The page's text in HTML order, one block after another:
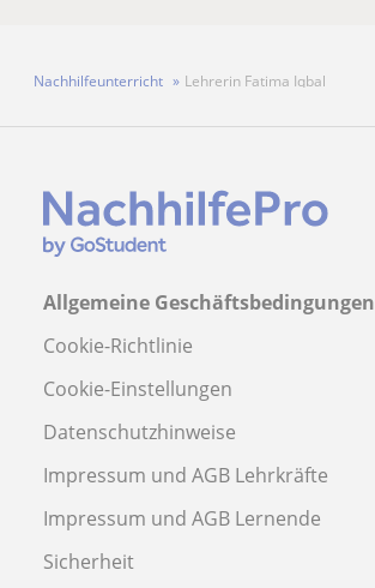
Nachhilfeunterricht Lehrerin Fatima Iqbal
Allgemeine Geschäftsbedingungen
Cookie-Richtlinie
Cookie-Einstellungen
Datenschutzhinweise
Impressum und AGB Lehrkräfte
Impressum und AGB Lernende
Sicherheit